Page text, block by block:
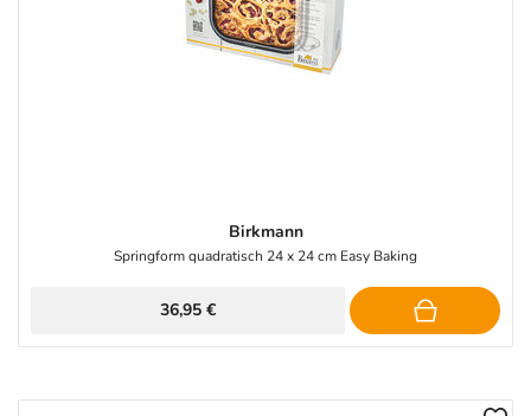
Birkmann
Springform quadratisch 24 x 24 cm Easy Baking
36,95 €